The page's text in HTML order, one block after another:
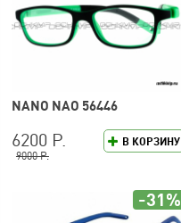
NANO NAO 56446
В КОРЗИНУ
6200 Р.
9000 Р.
-31%